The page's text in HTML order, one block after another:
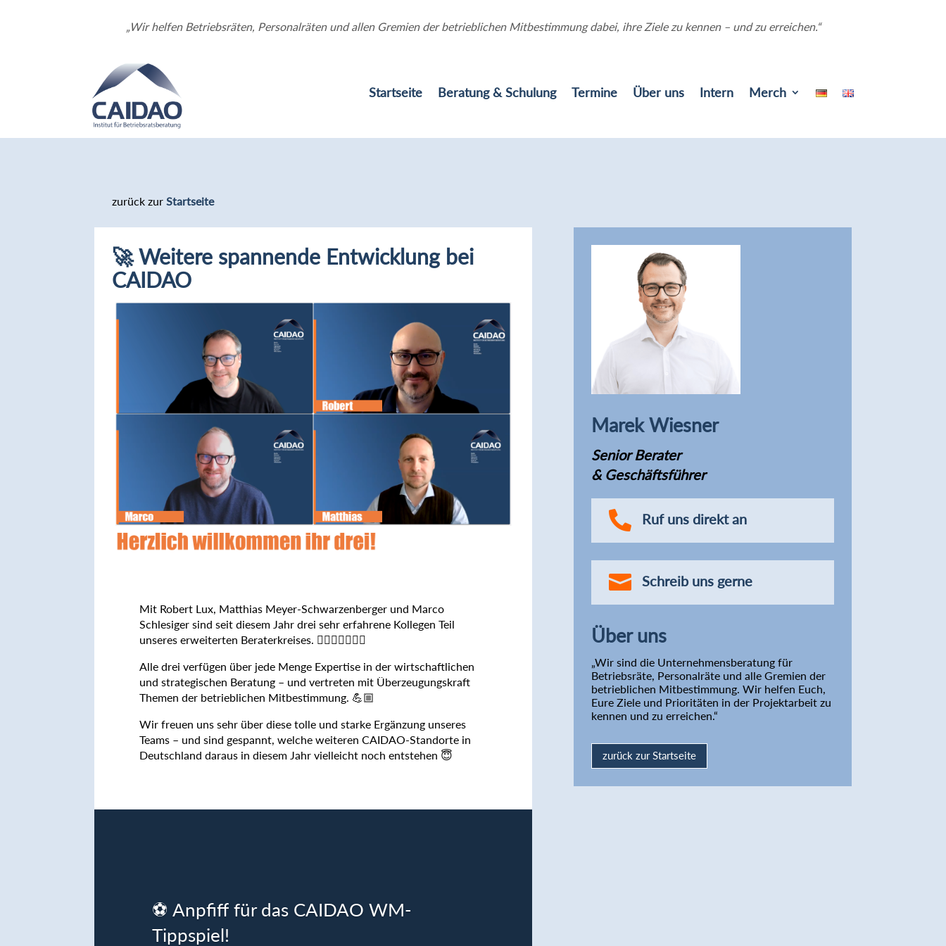
„Wir helfen Betriebsräten, Personalräten und allen Gremien der betrieblichen Mitbestimmung dabei, ihre Ziele zu kennen – und zu erreichen.“
Startseite Beratung & Schulung Termine Über uns Intern Merch
zurück zur Startseite
🚀 Weitere spannende Entwicklung bei
CAIDAO
Mit Robert Lux, Matthias Meyer-Schwarzenberger und Marco
Schlesiger sind seit diesem Jahr drei sehr erfahrene Kollegen Teil
unseres erweiterten Beraterkreises. 🕵🏽🕵🏻‍♂️🕵️‍♂️
Alle drei verfügen über jede Menge Expertise in der wirtschaftlichen
und strategischen Beratung – und vertreten mit Überzeugungskraft
Themen der betrieblichen Mitbestimmung. 💪🏼
Wir freuen uns sehr über diese tolle und starke Ergänzung unseres
Teams – und sind gespannt, welche weiteren CAIDAO-Standorte in
Deutschland daraus in diesem Jahr vielleicht noch entstehen 😇
⚽ Anpfiff für das CAIDAO WM-
Tippspiel!
Marek Wiesner
Senior Berater
& Geschäftsführer
 Ruf uns direkt an
 Schreib uns gerne
Über uns
„Wir sind die Unternehmensberatung für
Betriebsräte, Personalräte und alle Gremien der
betrieblichen Mitbestimmung. Wir helfen Euch,
Eure Ziele und Prioritäten in der Projektarbeit zu
kennen und zu erreichen.“
zurück zur Startseite